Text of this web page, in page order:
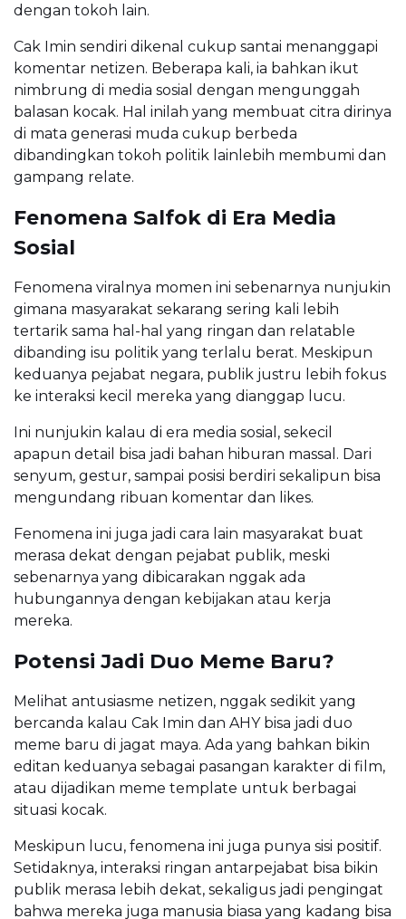
dengan tokoh lain.
Cak Imin sendiri dikenal cukup santai menanggapi
komentar netizen. Beberapa kali, ia bahkan ikut
nimbrung di media sosial dengan mengunggah
balasan kocak. Hal inilah yang membuat citra dirinya
di mata generasi muda cukup berbeda
dibandingkan tokoh politik lainlebih membumi dan
gampang relate.
Fenomena Salfok di Era Media
Sosial
Fenomena viralnya momen ini sebenarnya nunjukin
gimana masyarakat sekarang sering kali lebih
tertarik sama hal-hal yang ringan dan relatable
dibanding isu politik yang terlalu berat. Meskipun
keduanya pejabat negara, publik justru lebih fokus
ke interaksi kecil mereka yang dianggap lucu.
Ini nunjukin kalau di era media sosial, sekecil
apapun detail bisa jadi bahan hiburan massal. Dari
senyum, gestur, sampai posisi berdiri sekalipun bisa
mengundang ribuan komentar dan likes.
Fenomena ini juga jadi cara lain masyarakat buat
merasa dekat dengan pejabat publik, meski
sebenarnya yang dibicarakan nggak ada
hubungannya dengan kebijakan atau kerja
mereka.
Potensi Jadi Duo Meme Baru?
Melihat antusiasme netizen, nggak sedikit yang
bercanda kalau Cak Imin dan AHY bisa jadi duo
meme baru di jagat maya. Ada yang bahkan bikin
editan keduanya sebagai pasangan karakter di film,
atau dijadikan meme template untuk berbagai
situasi kocak.
Meskipun lucu, fenomena ini juga punya sisi positif.
Setidaknya, interaksi ringan antarpejabat bisa bikin
publik merasa lebih dekat, sekaligus jadi pengingat
bahwa mereka juga manusia biasa yang kadang bisa